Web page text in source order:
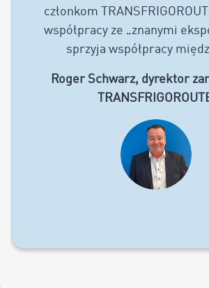
członkom
współpracy ze „znanymi
sprzyja współpracy
Roger Schwarz, dyrektor